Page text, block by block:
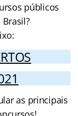
públicos
as principais